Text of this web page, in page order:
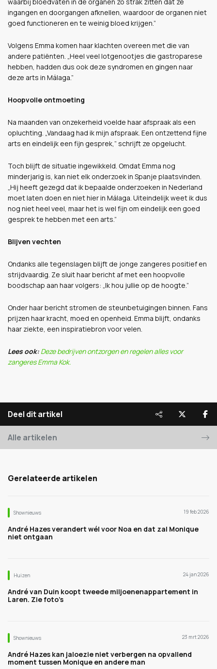
ingangen en doorgangen afknellen, waardoor de organen niet
goed functioneren en te weinig bloed krijgen.”
Volgens Emma komen haar klachten overeen met die van
andere patiënten. „Heel veel lotgenootjes die gastroparese
hebben, hadden dus ook deze syndromen en gingen naar
deze arts in Málaga.”
Hoopvolle ontmoeting
Na maanden van onzekerheid voelde haar afspraak als een
opluchting. „Vandaag had ik mijn afspraak. Een ontzettend fijne
arts en eindelijk een fijn gesprek,” schrijft ze opgelucht.
Toch blijft de situatie ingewikkeld. Omdat Emma nog
minderjarig is, kan niet elk onderzoek in Spanje plaatsvinden.
„Hij heeft gezegd dat ik bepaalde onderzoeken in Nederland
moet laten doen en niet hier in Málaga. Uiteindelijk weet ik dus
nog niet heel veel, maar het is wel fijn om eindelijk een goed
gesprek te hebben met een arts.”
Blijven vechten
Ondanks alle tegenslagen blijft de jonge zangeres positief en
strijdvaardig. Ze sluit haar bericht af met een hoopvolle
boodschap aan haar volgers: „Ik hou jullie op de hoogte.”
Onder haar bericht stromen de steunbetuigingen binnen. Fans
prijzen haar kracht, moed en openheid. Emma blijft, ondanks
haar ziekte, een inspiratiebron voor velen.
Lees ook: Deze bedrijven ontzorgen en regelen alles voor
zangeres Emma Kok.
Deel dit artikel
Alle artikelen
Gerelateerde artikelen
Shownieuws 19 feb 2026
André Hazes verandert wél voor Noa en dat zal Monique
niet ontgaan
Huizen 24 jan 2026
André van Duin koopt tweede miljoenenappartement in
Laren. Zie foto’s
Shownieuws 23 mrt 2026
André Hazes kan jaloezie niet verbergen na opvallend
moment tussen Monique en andere man